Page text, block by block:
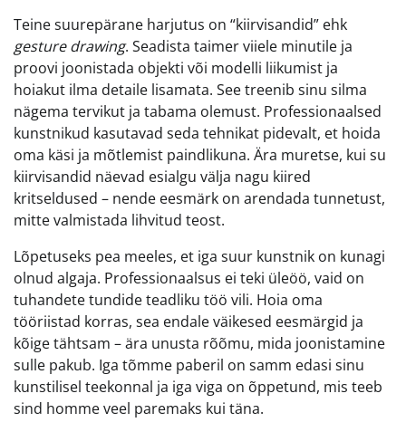
Teine suurepärane harjutus on “kiirvisandid” ehk
gesture drawing. Seadista taimer viiele minutile ja
proovi joonistada objekti või modelli liikumist ja
hoiakut ilma detaile lisamata. See treenib sinu silma
nägema tervikut ja tabama olemust. Professionaalsed
kunstnikud kasutavad seda tehnikat pidevalt, et hoida
oma käsi ja mõtlemist paindlikuna. Ära muretse, kui su
kiirvisandid näevad esialgu välja nagu kiired
kritseldused – nende eesmärk on arendada tunnetust,
mitte valmistada lihvitud teost.
Lõpetuseks pea meeles, et iga suur kunstnik on kunagi
olnud algaja. Professionaalsus ei teki üleöö, vaid on
tuhandete tundide teadliku töö vili. Hoia oma
tööriistad korras, sea endale väikesed eesmärgid ja
kõige tähtsam – ära unusta rõõmu, mida joonistamine
sulle pakub. Iga tõmme paberil on samm edasi sinu
kunstilisel teekonnal ja iga viga on õppetund, mis teeb
sind homme veel paremaks kui täna.